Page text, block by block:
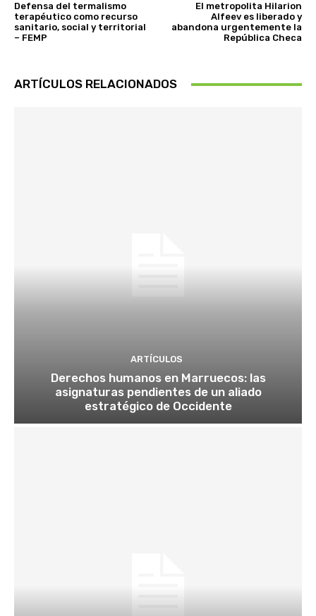
Defensa del termalismo
terapéutico como recurso
sanitario, social y territorial
– FEMP
El metropolita Hilarion
Alfeev es liberado y
abandona urgentemente la
República Checa
ARTÍCULOS RELACIONADOS
ARTÍCULOS
Derechos humanos en Marruecos: las
asignaturas pendientes de un aliado
estratégico de Occidente